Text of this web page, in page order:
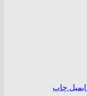
چاپ